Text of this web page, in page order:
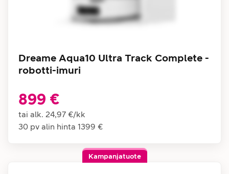
Dreame Aqua10 Ultra Track Complete -
robotti-imuri
899 €
tai alk. 24,97 €/kk
30 pv alin hinta 1399 €
Kampanjatuote